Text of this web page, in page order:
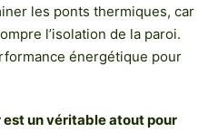
les ponts thermiques, car
l’isolation de la paroi.
énergétique pour
un véritable atout pour